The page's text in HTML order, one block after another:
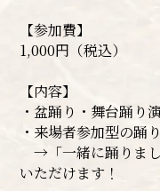
【参加費】
1,000円（税込）
【内容】
・盆踊り・舞台踊り
・来場者参加型の踊
→「一緒に踊りま
いただけます！